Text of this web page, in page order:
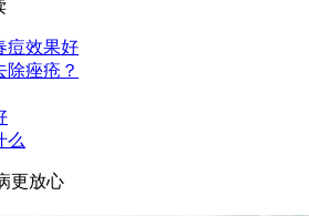
痘效果好
除痤疮？
么
更放心